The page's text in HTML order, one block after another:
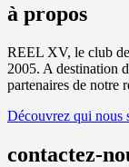
à propos
REEL XV, le club
2005. A destination
partenaires de
Découvrez qui nous
contactez-